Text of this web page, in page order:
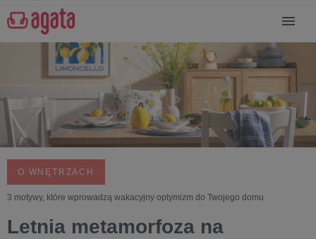
O WNĘTRZACH
3 motywy, które wprowadzą wakacyjny optymizm do Twojego domu
Letnia metamorfoza na